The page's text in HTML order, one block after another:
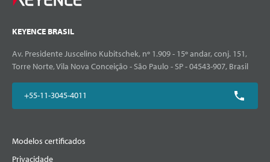
KEYENCE BRASIL
Av. Presidente Juscelino Kubitschek, nº 1.909 - 15º andar, conj. 151,
Torre Norte, Vila Nova Conceição - São Paulo - SP - 04543-907, Brasil
+55-11-3045-4011
Modelos certificados
Privacidade